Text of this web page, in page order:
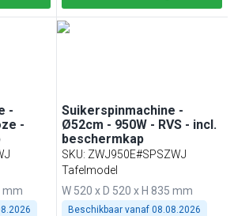
-
-
mm
Suikerspinmachine -
Ø52cm - 950W - RVS - incl.
beschermkap
SKU: ZWJ950E#SPSZWJ
Tafelmodel
W 520 x D 520 x H 835 mm
Beschikbaar vanaf08.08.2026